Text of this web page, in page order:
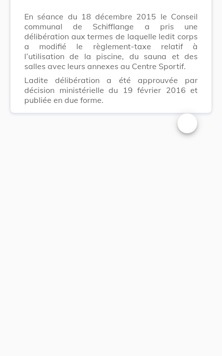
En séance du 18 décembre 2015 le Conseil
communal de Schifflange a pris une
délibération aux termes de laquelle ledit corps
a modifié le règlement-taxe relatif à
l’utilisation de la piscine, du sauna et des
salles avec leurs annexes au Centre Sportif.
Ladite délibération a été approuvée par
décision ministérielle du 19 février 2016 et
publiée en due forme.
Changer la